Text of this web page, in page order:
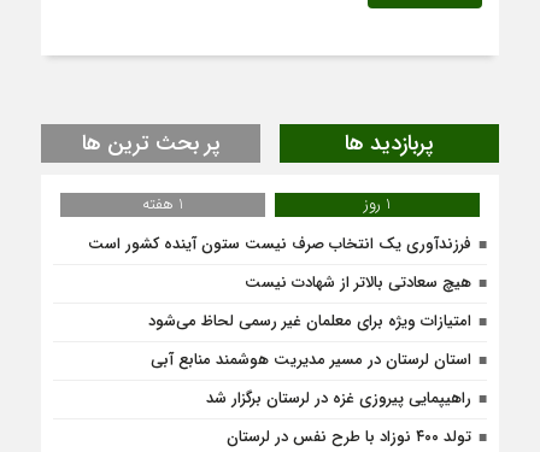
پربازدید ها پر بحث ترین ها
1 روز
1 هفته
فرزندآوری یک انتخاب صرف نیست ستون آینده کشور است
هیچ سعادتی بالاتر از شهادت نیست
امتیازات ویژه برای معلمان غیر رسمی لحاظ می‌شود
استان لرستان در مسیر مدیریت هوشمند منابع آبی
راهیپمایی پیروزی غزه در لرستان برگزار شد
تولد ۴۰۰ نوزاد با طرح نفس در لرستان